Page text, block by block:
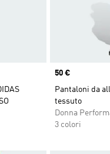
Price
50 €
Pantaloni da
tessuto
Donna
3 colori